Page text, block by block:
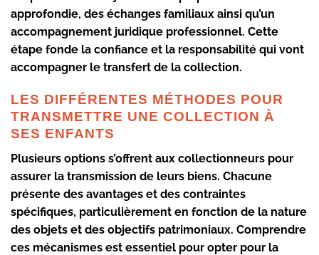
approfondie, des échanges familiaux ainsi qu’un
accompagnement juridique professionnel. Cette
étape fonde la confiance et la responsabilité qui vont
accompagner le transfert de la collection.
LES DIFFÉRENTES MÉTHODES POUR
TRANSMETTRE UNE COLLECTION À
SES ENFANTS
Plusieurs options s’offrent aux collectionneurs pour
assurer la transmission de leurs biens. Chacune
présente des avantages et des contraintes
spécifiques, particulièrement en fonction de la nature
des objets et des objectifs patrimoniaux. Comprendre
ces mécanismes est essentiel pour opter pour la